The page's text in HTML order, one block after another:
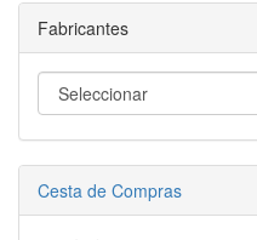
Fabricantes
Cesta de Compras